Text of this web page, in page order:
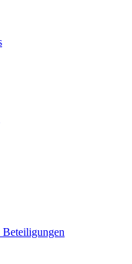
Beteiligungen